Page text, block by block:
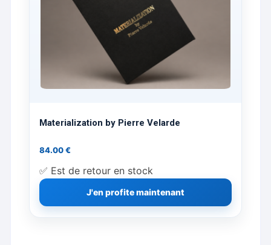
Materialization by Pierre Velarde
84.00€
✅ Est de retour en stock
J'en profite maintenant